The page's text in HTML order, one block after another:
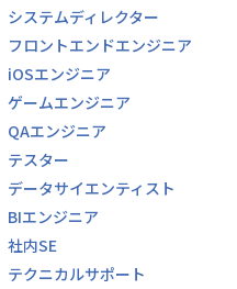
システムディレクター
フロントエンドエンジニア
iOSエンジニア
ゲームエンジニア
QAエンジニア
テスター
データサイエンティスト
BIエンジニア
社内SE
テクニカルサポート